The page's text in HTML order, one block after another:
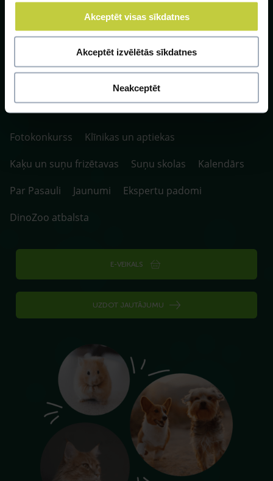
Akceptēt visas sīkdatnes
Akceptēt izvēlētās sīkdatnes
Neakceptēt
SIA ZOO Centrs, LV40003622166,
Vienības gatve 109, Rīga, Latvija, LV-1058.
P. 10:00-20:00 / S.SV. 10:00-16:00
Fotokonkurss
Klīnikas un aptiekas
Kaķu un suņu frizētavas
Suņu skolas
Kalendārs
Par Pasauli
Jaunumi
Ekspertu padomi
DinoZoo atbalsta
E-VEIKALS
UZDOT JAUTĀJUMU